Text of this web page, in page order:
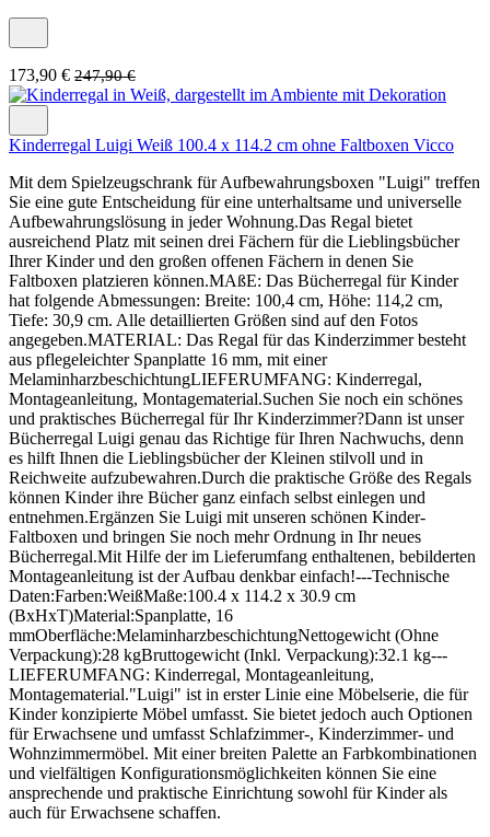
173,90 € 247,90 €
Kinderregal Luigi Weiß 100.4 x 114.2 cm ohne Faltboxen Vicco
Mit dem Spielzeugschrank für Aufbewahrungsboxen "Luigi" treffen
Sie eine gute Entscheidung für eine unterhaltsame und universelle
Aufbewahrungslösung in jeder Wohnung.Das Regal bietet
ausreichend Platz mit seinen drei Fächern für die Lieblingsbücher
Ihrer Kinder und den großen offenen Fächern in denen Sie
Faltboxen platzieren können.MAßE: Das Bücherregal für Kinder
hat folgende Abmessungen: Breite: 100,4 cm, Höhe: 114,2 cm,
Tiefe: 30,9 cm. Alle detaillierten Größen sind auf den Fotos
angegeben.MATERIAL: Das Regal für das Kinderzimmer besteht
aus pflegeleichter Spanplatte 16 mm, mit einer
MelaminharzbeschichtungLIEFERUMFANG: Kinderregal,
Montageanleitung, Montagematerial.Suchen Sie noch ein schönes
und praktisches Bücherregal für Ihr Kinderzimmer?Dann ist unser
Bücherregal Luigi genau das Richtige für Ihren Nachwuchs, denn
es hilft Ihnen die Lieblingsbücher der Kleinen stilvoll und in
Reichweite aufzubewahren.Durch die praktische Größe des Regals
können Kinder ihre Bücher ganz einfach selbst einlegen und
entnehmen.Ergänzen Sie Luigi mit unseren schönen Kinder-
Faltboxen und bringen Sie noch mehr Ordnung in Ihr neues
Bücherregal.Mit Hilfe der im Lieferumfang enthaltenen, bebilderten
Montageanleitung ist der Aufbau denkbar einfach!---Technische
Daten:Farben:WeißMaße:100.4 x 114.2 x 30.9 cm
(BxHxT)Material:Spanplatte, 16
mmOberfläche:MelaminharzbeschichtungNettogewicht (Ohne
Verpackung):28 kgBruttogewicht (Inkl. Verpackung):32.1 kg---
LIEFERUMFANG: Kinderregal, Montageanleitung,
Montagematerial."Luigi" ist in erster Linie eine Möbelserie, die für
Kinder konzipierte Möbel umfasst. Sie bietet jedoch auch Optionen
für Erwachsene und umfasst Schlafzimmer-, Kinderzimmer- und
Wohnzimmermöbel. Mit einer breiten Palette an Farbkombinationen
und vielfältigen Konfigurationsmöglichkeiten können Sie eine
ansprechende und praktische Einrichtung sowohl für Kinder als
auch für Erwachsene schaffen.